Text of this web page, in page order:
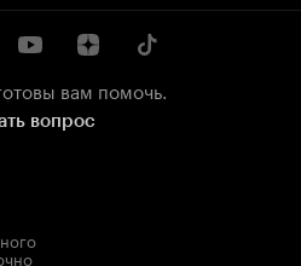
вам помочь.
вопрос